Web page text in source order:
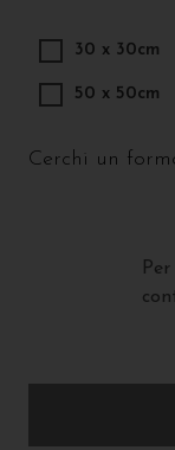
30 x 30cm
50 x 50cm
Cerchi un